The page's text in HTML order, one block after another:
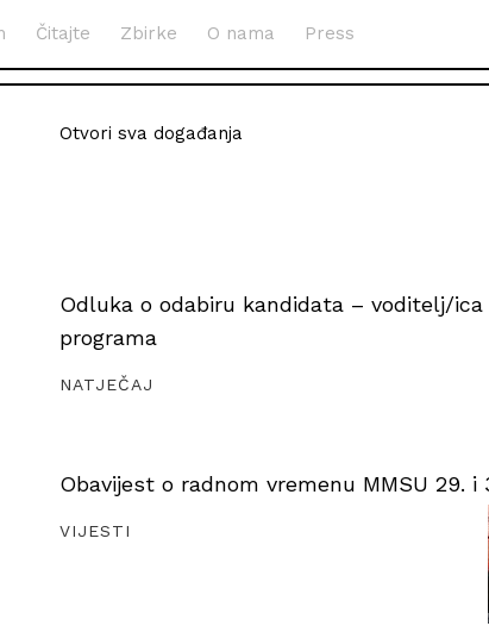
Čitajte Zbirke O nama Press
Otvori sva događanja
Odluka o odabiru kandidata – voditelj/ica
programa
NATJEČAJ
Obavijest o radnom vremenu MMSU 29. i
VIJESTI